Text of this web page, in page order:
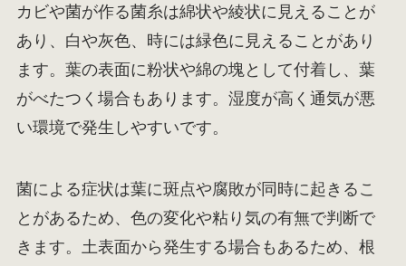
カビや菌が作る菌糸は綿状や綾状に見えることが
あり、白や灰色、時には緑色に見えることがあり
ます。葉の表面に粉状や綿の塊として付着し、葉
がべたつく場合もあります。湿度が高く通気が悪
い環境で発生しやすいです。
菌による症状は葉に斑点や腐敗が同時に起きるこ
とがあるため、色の変化や粘り気の有無で判断で
きます。土表面から発生する場合もあるため、根